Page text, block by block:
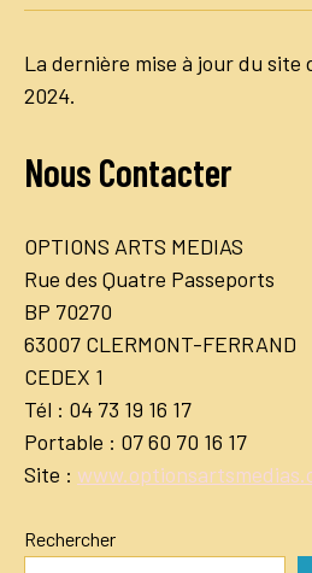
La dernière mise à jour du
2024.
Nous Contacter
OPTIONS ARTS MEDIAS
Rue des Quatre Passeports
BP 70270
63007 CLERMONT-FERRAND
CEDEX 1
Tél : 04 73 19 16 17
Portable : 07 60 70 16 17
Site :
Rechercher